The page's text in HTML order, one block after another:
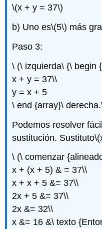
Ejemplo\
(\PageIndex{3}\)
Set
práctica
Problema
de
práctica\
(\PageIndex{3}\)
Ejercicios
Ejercicio\
(\PageIndex{1}\)
(\PageIndex{2}\)
Ejercicio\
(\PageIndex{3}\)
Ejercicio\
Ejercicio\
(\PageIndex{5}\)
\(x + y = 37\)
b) Uno es\(5\) más
Paso 3:
\ (\ izquierda\ {\ begin
x + y = 37\\
y = x + 5
\ end {array}\
Podemos resolver
sustitución. Sustituto
\ (\ comenzar
x + (x + 5) & = 37\\
x + x + 5 &= 37\\
2x + 5 &= 37\\
2x &= 32\\
x &= 16 &\ texto